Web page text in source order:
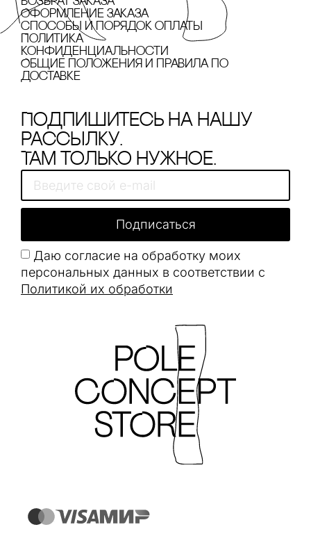
Оформление заказа
cпособы и порядок оплаты
Политика
конфиденциальности
Общие положения и правила по
доставке
Подпишитесь на нашу
рассылку.
Там только нужное.
Даю согласие на обработку моих
персональных данных в соответствии с
Политикой их обработки
Подписаться